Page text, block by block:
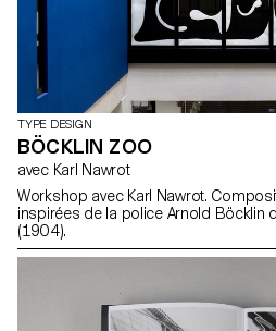
TYPE DESIGN
BÖCKLIN ZOO
avec Karl Nawrot
Workshop avec Karl Nawrot.
inspirées de la police Arnold Böcklin
(1904).